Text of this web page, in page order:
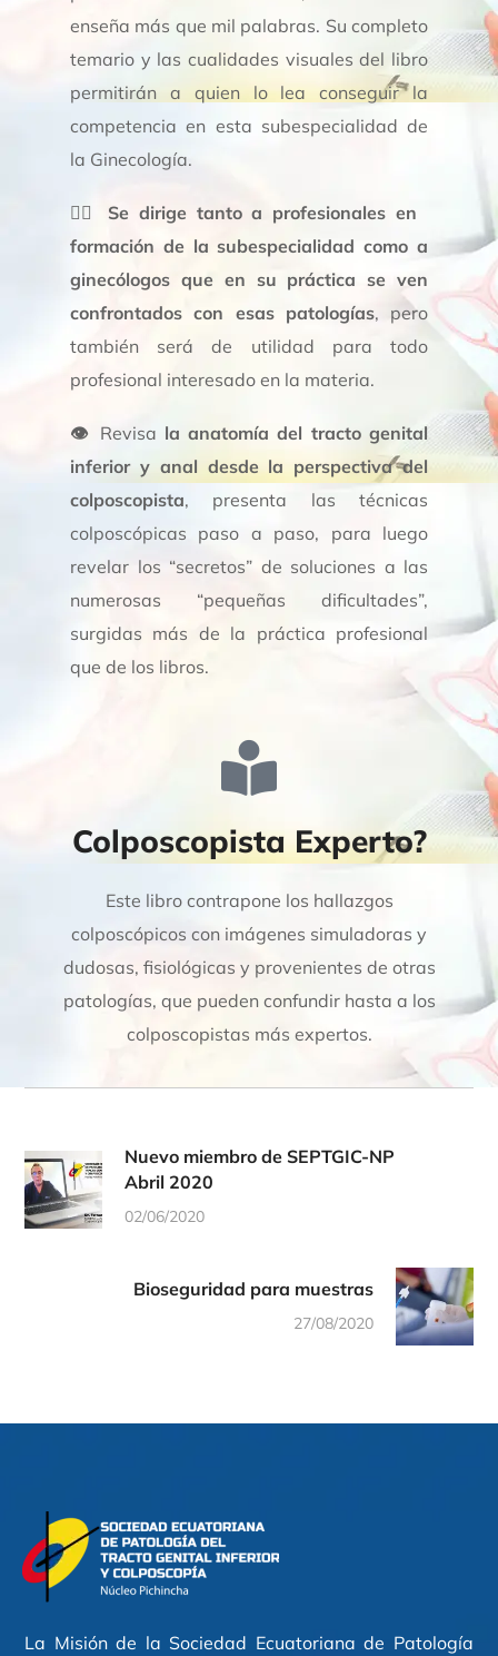
enseña más que mil palabras. Su completo
temario y las cualidades visuales del libro
permitirán a quien lo lea conseguir la
competencia en esta subespecialidad de
la Ginecología.
👩‍⚕️
Se dirige tanto a profesionales en
formación de la subespecialidad como a
ginecólogos que en su práctica se ven
confrontados con esas patologías, pero
también será de utilidad para todo
profesional interesado en la materia.
👁 Revisa la anatomía del tracto genital
inferior y anal desde la perspectiva del
colposcopista, presenta las técnicas
colposcópicas paso a paso, para luego
revelar los “secretos” de soluciones a las
numerosas “pequeñas dificultades”,
surgidas más de la práctica profesional
que de los libros.
Colposcopista Experto?
Este libro contrapone los hallazgos
colposcópicos con imágenes simuladoras y
dudosas, fisiológicas y provenientes de otras
patologías, que pueden confundir hasta a los
colposcopistas más expertos.
Nuevo miembro de SEPTGIC-NP
Abril 2020
02/06/2020
Bioseguridad para muestras
27/08/2020
La Misión de la Sociedad Ecuatoriana de Patología